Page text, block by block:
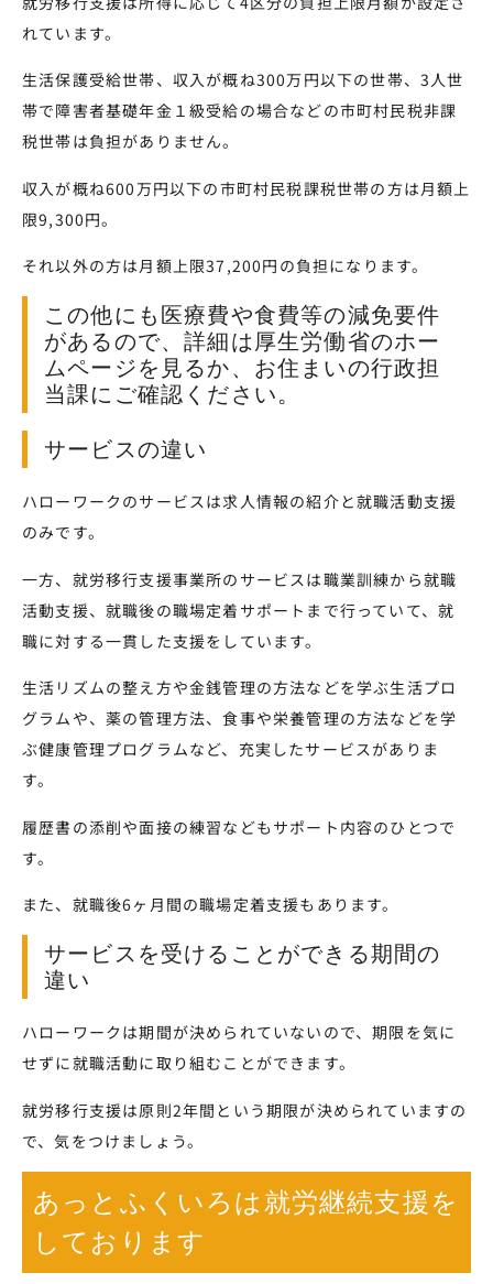
れています。
生活保護受給世帯、収入が概ね300万円以下の世帯、3人世
帯で障害者基礎年金１級受給の場合などの市町村民税非課
税世帯は負担がありません。
収入が概ね600万円以下の市町村民税課税世帯の方は月額上
限9,300円。
それ以外の方は月額上限37,200円の負担になります。
この他にも医療費や食費等の減免要件
があるので、詳細は厚生労働省のホー
ムページを見るか、お住まいの行政担
当課にご確認ください。
サービスの違い
ハローワークのサービスは求人情報の紹介と就職活動支援
のみです。
一方、就労移行支援事業所のサービスは職業訓練から就職
活動支援、就職後の職場定着サポートまで行っていて、就
職に対する一貫した支援をしています。
生活リズムの整え方や金銭管理の方法などを学ぶ生活プロ
グラムや、薬の管理方法、食事や栄養管理の方法などを学
ぶ健康管理プログラムなど、充実したサービスがありま
す。
履歴書の添削や面接の練習などもサポート内容のひとつで
す。
また、就職後6ヶ月間の職場定着支援もあります。
サービスを受けることができる期間の
違い
ハローワークは期間が決められていないので、期限を気に
せずに就職活動に取り組むことができます。
就労移行支援は原則2年間という期限が決められていますの
で、気をつけましょう。
あっとふくいろは就労継続支援を
しております